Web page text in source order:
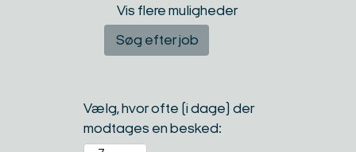
Vis flere muligheder
Vælg, hvor ofte (i dage) der
modtages en besked: